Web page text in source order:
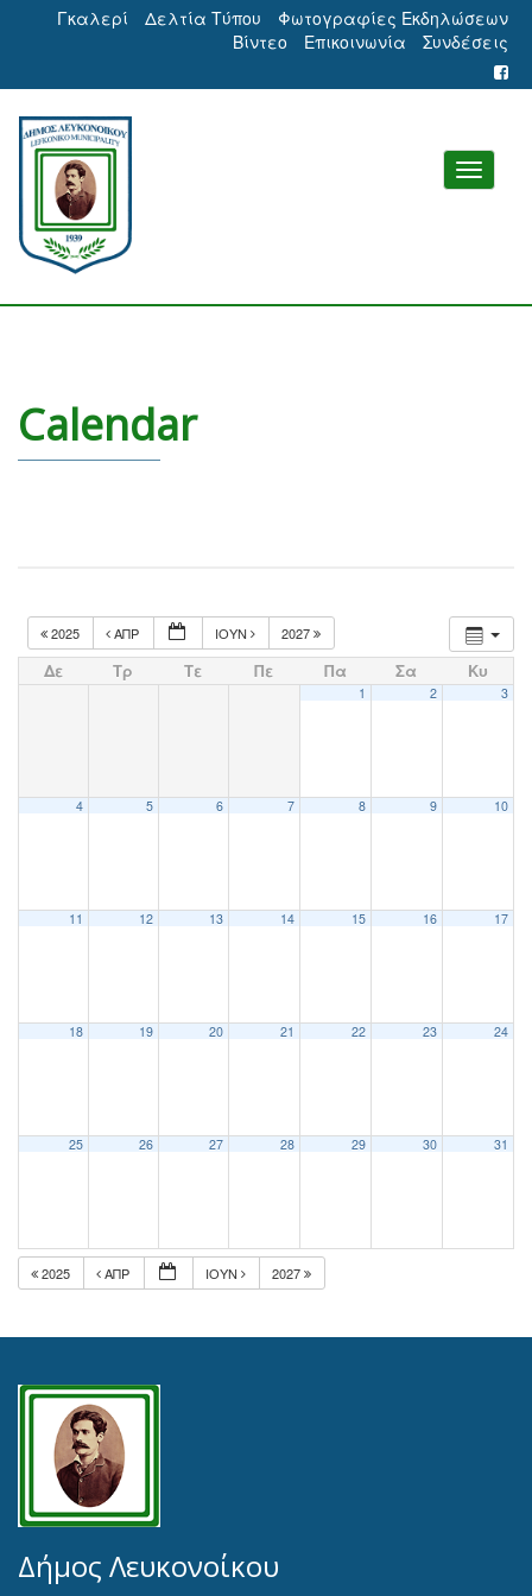
Γκαλερί Δελτία Τύπου
Φωτογραφίες Εκδηλώσεων
Βίντεο
Επικοινωνία Συνδέσεις
Calendar
2025 ΑΠΡ ΙΟΎΝ 2027
Δε Τρ Τε Πε Πα Σα Κυ
1 2 3
4 5 6 7 8 9 10
11 12 13 14 15 16 17
18 19 20 21 22 23 24
25 26 27 28 29 30 31
2025 ΑΠΡ ΙΟΎΝ 2027
Δήμος Λευκονοίκου